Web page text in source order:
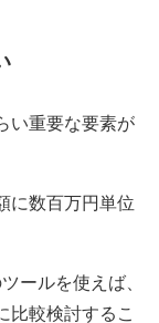
い重要な要素が
に数百万円単位
ールを使えば、
比較検討するこ